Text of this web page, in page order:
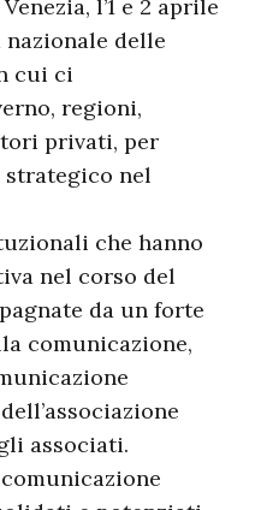
l’1 e 2 aprile
delle
cui ci
regioni,
privati, per
nel
che hanno
nel corso del
da un forte
comunicazione,
associati.